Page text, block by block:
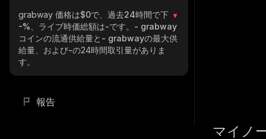
grabway 価格は$0で、過去24時間で下
-% 、ライブ時価総額は-です。 - grabway
コインの流通供給量と - grabwayの最大供
給量、および-の24時間取引量がありま
す。
報告
マイノ